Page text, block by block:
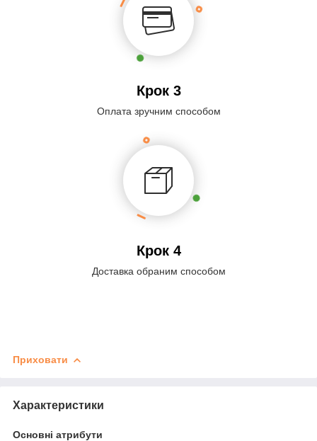
Крок 3
Оплата зручним способом
Крок 4
Доставка обраним способом
Приховати
Характеристики
Основні атрибути